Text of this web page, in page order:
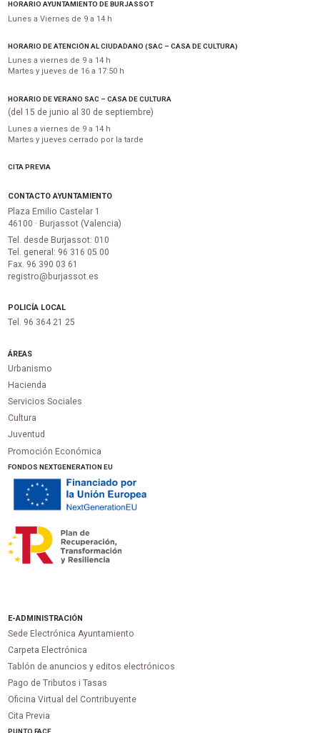
HORARIO AYUNTAMIENTO DE BURJASSOT
Lunes a Viernes de 9 a 14 h
HORARIO DE ATENCIÓN AL CIUDADANO (SAC – CASA DE CULTURA)
Lunes a viernes de 9 a 14 h
Martes y jueves de 16 a 17:50 h
HORARIO DE VERANO SAC – CASA DE CULTURA
(del 15 de junio al 30 de septiembre)
Lunes a viernes de 9 a 14 h
Martes y jueves cerrado por la tarde
CITA PREVIA
CONTACTO AYUNTAMIENTO
Plaza Emilio Castelar 1
46100 · Burjassot (Valencia)
Tel. desde Burjassot: 010
Tel. general: 96 316 05 00
Fax. 96 390 03 61
registro@burjassot.es
POLICÍA LOCAL
Tel. 96 364 21 25
ÁREAS
Urbanismo
Hacienda
Servicios Sociales
Cultura
Juventud
Promoción Económica
FONDOS NEXTGENERATION EU
E-ADMINISTRACIÓN
Sede Electrónica Ayuntamiento
Carpeta Electrónica
Tablón de anuncios y editos electrónicos
Pago de Tributos i Tasas
Oficina Virtual del Contribuyente
Cita Previa
PUNTOFACE